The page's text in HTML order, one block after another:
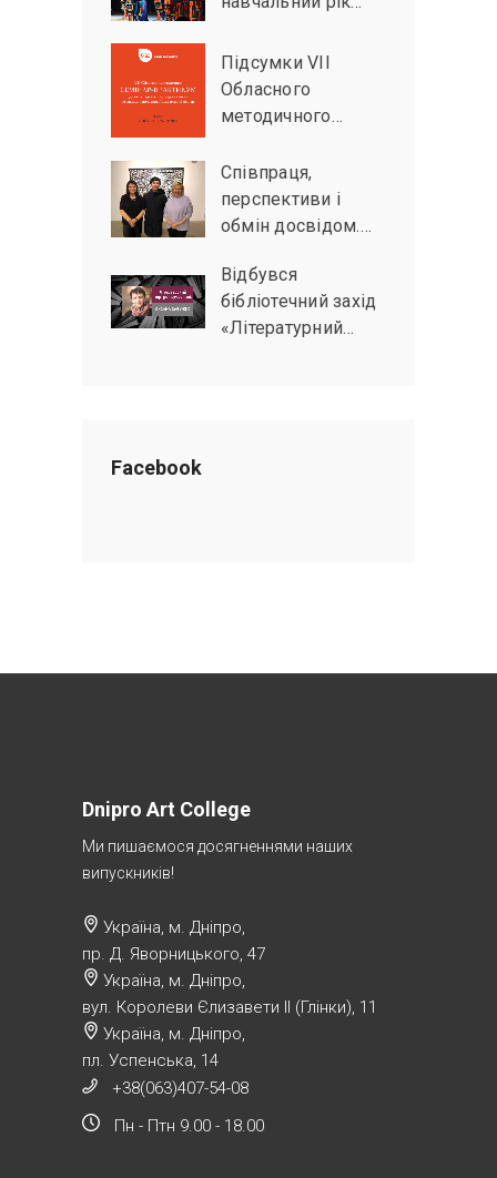
Підсумки VІІ
Обласного
методичного…
Співпраця,
перспективи і
обмін досвідом.…
Відбувся
бібліотечний захід
«Літературний…
Facebook
Dnipro Art College
Ми пишаємося досягненнями наших
випускників!
Україна, м. Дніпро,
пр. Д. Яворницького, 47
Україна, м. Дніпро,
вул. Королеви Єлизавети ІІ (Глінки), 11
Україна, м. Дніпро,
пл. Успенська, 14
+38(063)407-54-08
Пн - Птн 9.00 - 18.00